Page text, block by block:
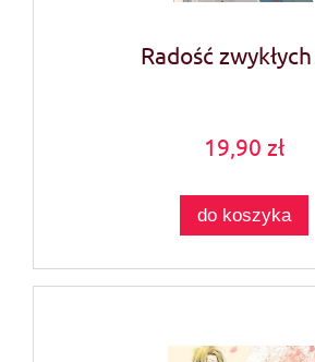
Radość
19,90 zł
do koszyka